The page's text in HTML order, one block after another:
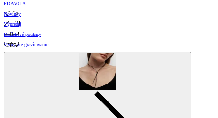
PDPAOLA
Novinky
Výpredaj
Darčekové poukazy
Vzory pre gravírovanie